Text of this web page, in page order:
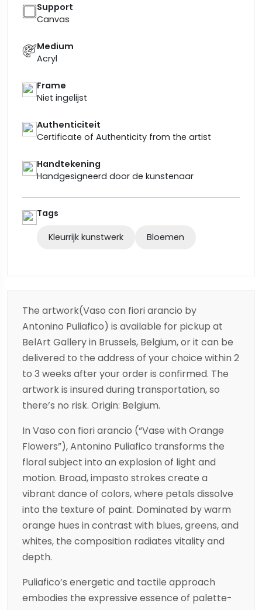
Support
Canvas
Medium
Acryl
Frame
Niet ingelijst
Authenticiteit
Certificate of Authenticity from the artist
Handtekening
Handgesigneerd door de kunstenaar
Tags
Kleurrijk kunstwerk Bloemen
The artwork(Vaso con fiori arancio by
Antonino Puliafico) is available for pickup at
BelArt Gallery in Brussels, Belgium, or it can be
delivered to the address of your choice within 2
to 3 weeks after your order is confirmed. The
artwork is insured during transportation, so
there’s no risk. Origin: Belgium.
In Vaso con fiori arancio (“Vase with Orange
Flowers”), Antonino Puliafico transforms the
floral subject into an explosion of light and
motion. Broad, impasto strokes create a
vibrant dance of colors, where petals dissolve
into the texture of paint. Dominated by warm
orange hues in contrast with blues, greens, and
whites, the composition radiates vitality and
depth.
Puliafico’s energetic and tactile approach
embodies the expressive essence of palette-